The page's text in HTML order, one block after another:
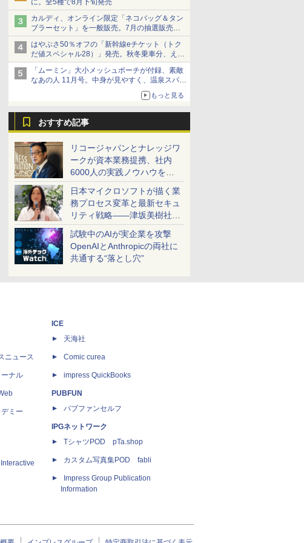
に。全5種で8月下旬発売
カルディ、オンライン限定「ネコバッグ＆タン
ブラーセット」を一般販売。7月の抽選販売の
当選無効分
はやぶさ50％オフの「新幹線eチケット（トク
だ値スペシャル28）」発売。秋冬乗車分、えき
ねっと限定
「ムーミン」大小メッシュポーチが付録、素敵
なあの人 11月号。中身が見やすく、温泉スパに
もっと見る
おすすめ記事
リコージャパンとナレッジワ
ークが資本業務提携、社内
6000人の実践ノウハウを生
かした「AI商談記録 for
RICOH」を展開へ
日本マイクロソフトが描く業
務プロセス変革と最新セキュ
リティ戦略――津坂美樹社長
が2027年度戦略を説明
試験中のAIが実企業を攻撃
OpenAIとAnthropicの両社に
共通する“落とし穴”
ニュース
ナル
ミー
ICE
天海社
Comic curea
impress QuickBooks
PUBFUN
パブファンセルフ
IPGネットワーク
TシャツPOD pTa.shop
カスタム写真集POD fabli
Impress Group Publication
Information